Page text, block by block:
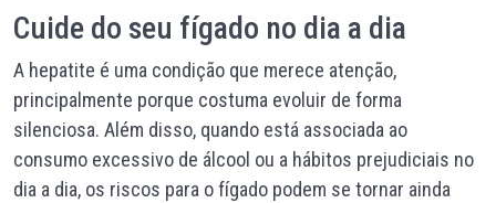
Cuide do seu fígado no dia a dia
A hepatite é uma condição que merece atenção,
principalmente porque costuma evoluir de forma
silenciosa. Além disso, quando está associada ao
consumo excessivo de álcool ou a hábitos prejudiciais no
dia a dia, os riscos para o fígado podem se tornar ainda